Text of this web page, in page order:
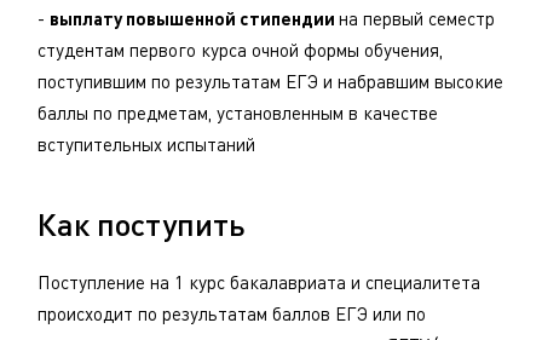
- выплату повышенной стипендии на первый семестр
студентам первого курса очной формы обучения,
поступившим по результатам ЕГЭ и набравшим высокие
баллы по предметам, установленным в качестве
вступительных испытаний
Как поступить
Поступление на 1 курс бакалавриата и специалитета
происходит по результатам баллов ЕГЭ или по